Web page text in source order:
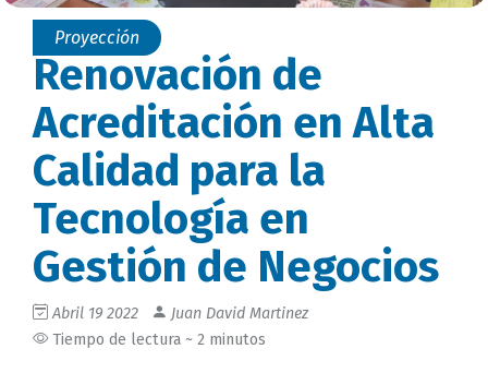
Proyección
Renovación de
Acreditación en Alta
Calidad para la
Tecnología en
Gestión de Negocios
Abril 19 2022
Juan David Martinez
Tiempo de lectura ~ 2 minutos